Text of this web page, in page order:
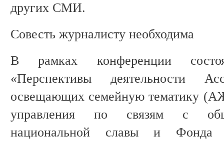
других СМИ.
Совесть журналисту необходима
В рамках конференции
«Перспективы деятельности
освещающих семейную тематику
управления по связям с
национальной славы и Фонда